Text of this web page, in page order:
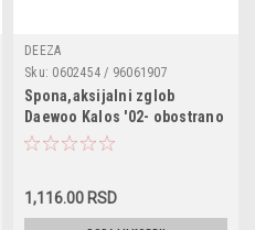
DEEZA
Sku: 0602454 / 96061907
Spona,aksijalni zglob
Daewoo Kalos '02- obostrano
1,116.00 RSD